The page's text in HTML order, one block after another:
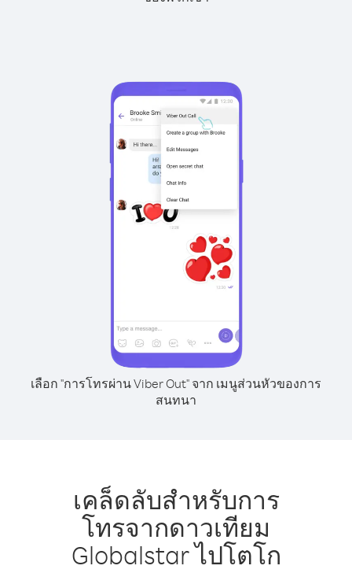
เลือก "การโทรผ่าน Viber Out" จาก เมนูส่วนหัวของการ
สนทนา
เคล็ดลับสำหรับการ
โทรจากดาวเทียม
Globalstar ไปโตโก